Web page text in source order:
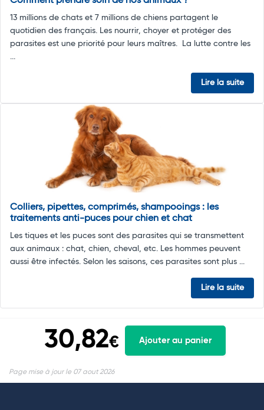
13 millions de chats et 7 millions de chiens partagent le
quotidien des français. Les nourrir, choyer et protéger des
parasites est une priorité pour leurs maîtres. La lutte contre les
...
Lire la suite
Colliers, pipettes, comprimés, shampooings : les
traitements anti-puces pour chien et chat
Les tiques et les puces sont des parasites qui se transmettent
aux animaux : chat, chien, cheval, etc. Les hommes peuvent
aussi être infectés. Selon les saisons, ces parasites sont plus ...
Lire la suite
30,82€ Ajouter au panier
Page mise à jour le 07 aout 2026